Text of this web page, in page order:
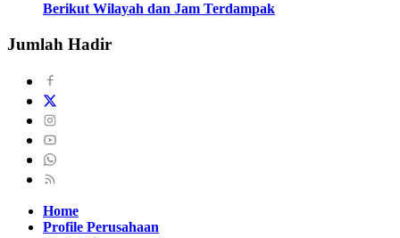
Berikut Wilayah dan Jam Terdampak
Jumlah Hadir
Home
Profile Perusahaan